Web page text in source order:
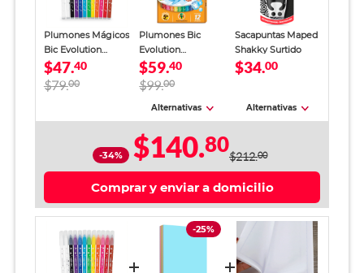
Plumones Mágicos
Bic Evolution
Borrables Lavables
Punta Redonda
Colores Surtidos 12
$47.40
$79.00
Plumones Bic
Evolution
Ultralavables 12
piezas
$59.40
$99.00
Alternativas
Sacapuntas Maped
Shakky Surtido
$34.00
Alternativas
-34% $140.80$212.00
Comprar y enviar a domicilio
-25%